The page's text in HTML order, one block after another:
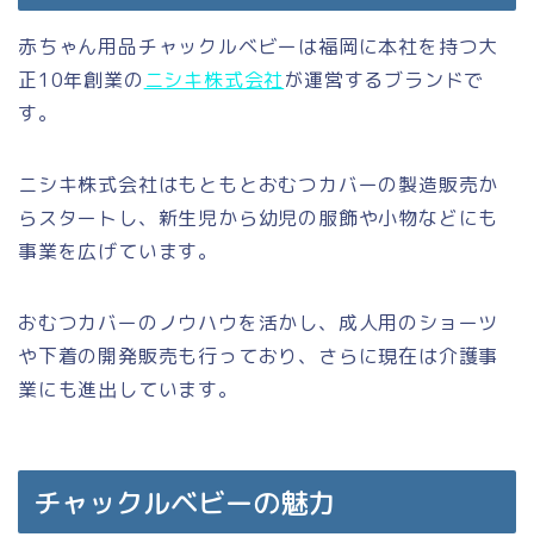
赤ちゃん用品チャックルベビーは福岡に本社を持つ大
正10年創業のニシキ株式会社が運営するブランドで
す。
ニシキ株式会社はもともとおむつカバーの製造販売か
らスタートし、新生児から幼児の服飾や小物などにも
事業を広げています。
おむつカバーのノウハウを活かし、成人用のショーツ
や下着の開発販売も行っており、さらに現在は介護事
業にも進出しています。
チャックルベビーの魅力